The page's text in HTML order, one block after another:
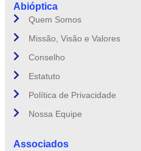
Abióptica
Quem Somos
Missão, Visão e Valores
Conselho
Estatuto
Política de Privacidade
Nossa Equipe
Associados